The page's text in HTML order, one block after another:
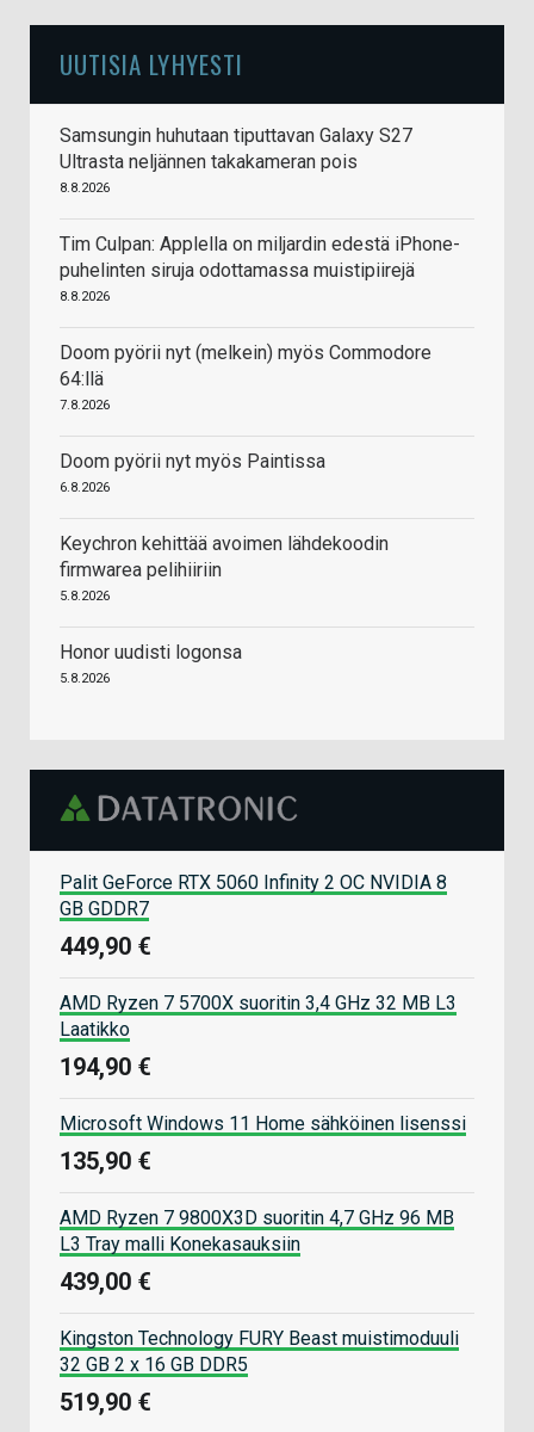
UUTISIA LYHYESTI
Samsungin huhutaan tiputtavan Galaxy S27
Ultrasta neljännen takakameran pois
8.8.2026
Tim Culpan: Applella on miljardin edestä iPhone-
puhelinten siruja odottamassa muistipiirejä
8.8.2026
Doom pyörii nyt (melkein) myös Commodore
64:llä
7.8.2026
Doom pyörii nyt myös Paintissa
6.8.2026
Keychron kehittää avoimen lähdekoodin
firmwarea pelihiiriin
5.8.2026
Honor uudisti logonsa
5.8.2026
Palit GeForce RTX 5060 Infinity 2 OC NVIDIA 8
GB GDDR7
449,90 €
AMD Ryzen 7 5700X suoritin 3,4 GHz 32 MB L3
Laatikko
194,90 €
Microsoft Windows 11 Home sähköinen lisenssi
135,90 €
AMD Ryzen 7 9800X3D suoritin 4,7 GHz 96 MB
L3 Tray malli Konekasauksiin
439,00 €
Kingston Technology FURY Beast muistimoduuli
32 GB 2 x 16 GB DDR5
519,90 €